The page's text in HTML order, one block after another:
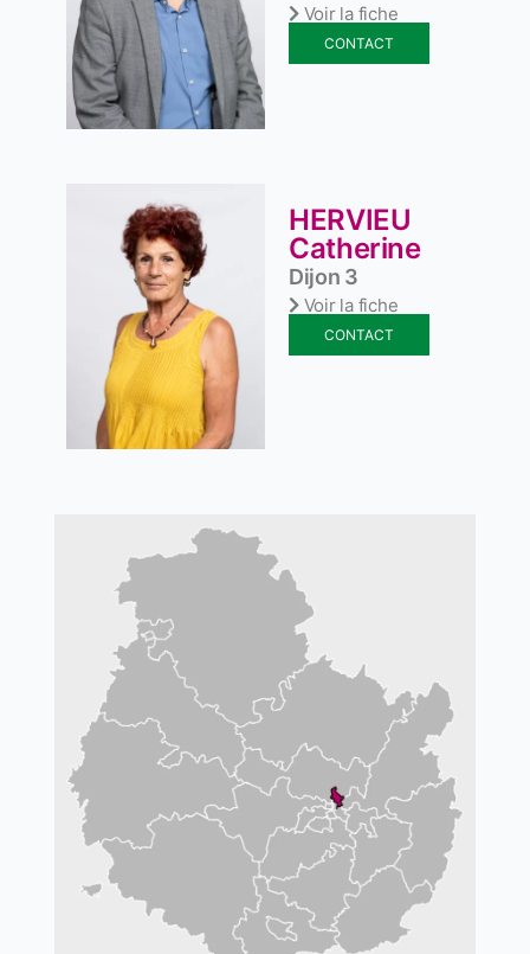
Voir la fiche
CONTACT
HERVIEU
Catherine
Dijon 3
Voir la fiche
CONTACT